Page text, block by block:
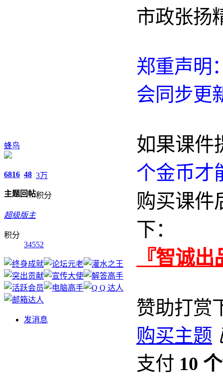
蜂鸟
6816
主题
48
回帖
3万
积分
超级版主
积分
34552
发消息
市政张扬
郑重声明
会同步更
如果课件
个金币才
购买课件
下：
『智诚
赞助打赏
购买主题
支付 10